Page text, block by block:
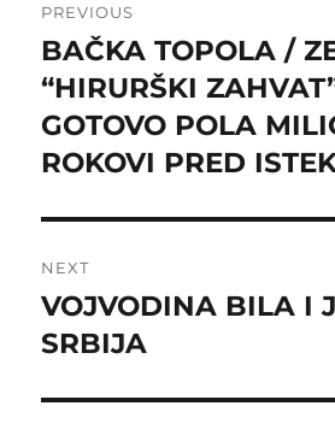
navigation
PREVIOUS
Previous
post:
BAČKA TOPOLA /
“HIRURŠKI
GOTOVO POLA
ROKOVI PRED
NEXT
Next
post:
VOJVODINA BILA I
SRBIJA